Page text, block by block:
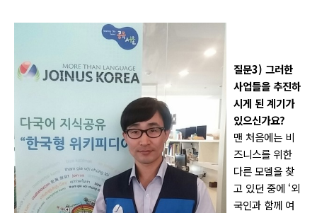
질문3) 그러한
사업들을 추진하
시게 된 계기가
있으신가요?
맨 처음에는 비
즈니스를 위한
다른 모델을 찾
고 있던 중에 ‘외
국인과 함께 여